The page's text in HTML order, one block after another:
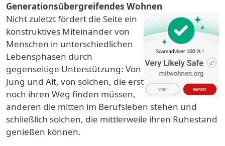
Generationsübergreifendes Wohnen
Nicht zuletzt fördert die Seite ein
konstruktives Miteinander von
Menschen in unterschiedlichen
Lebensphasen durch
gegenseitige Unterstützung: Von
Jung und Alt, von solchen, die erst
noch ihren Weg finden müssen,
anderen die mitten im Berufsleben stehen und
schließlich solchen, die mittlerweile ihren Ruhestand
genießen können.